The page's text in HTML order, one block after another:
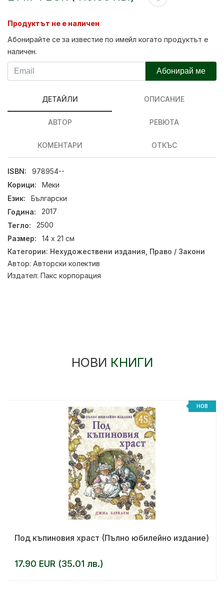
Продуктът не е наличен
Абонирайте се за известие по имейл когато продуктът е
наличен.
Абонирай ме
ДЕТАЙЛИ ОПИСАНИЕ
АВТОР РЕВЮТА
КОМЕНТАРИ ОТКЪС
ISBN:
978954--
Корици:
Меки
Език:
Български
Година:
2017
Тегло:
2500
Размер:
14 х 21 см
Категории: Нехудожествени издания Право / Закони
Автор: Авторски колектив
Издател: Пакс корпорация
НОВИ КНИГИ
НОВ
Под къпиновия храст (Пълно юбилейно издание)
17.90 EUR (35.01 лв.)